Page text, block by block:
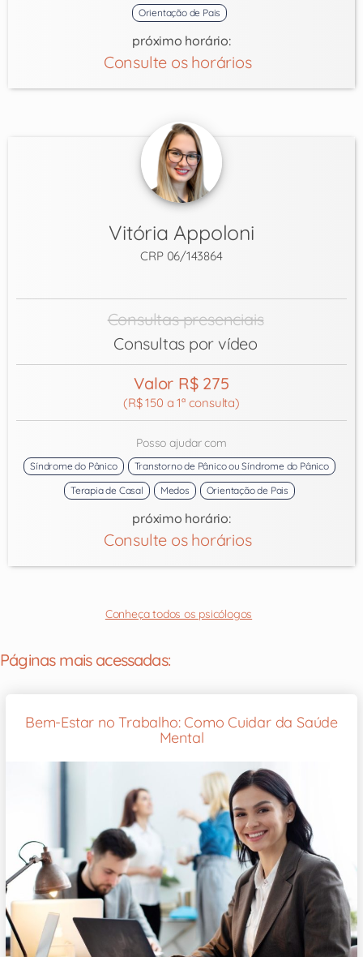
Orientação de Pais
próximo horário:
Consulte os horários
Vitória Appoloni
CRP 06/143864
Consultas presenciais
Consultas por vídeo
Valor R$ 275
(R$ 150 a 1ª consulta)
Posso ajudar com
Síndrome do Pânico
Transtorno de Pânico ou Síndrome do Pânico
Terapia de Casal
Medos Orientação de Pais
próximo horário:
Consulte os horários
Conheça todos os psicólogos
Páginas mais acessadas:
Bem-Estar no Trabalho: Como Cuidar da Saúde
Mental